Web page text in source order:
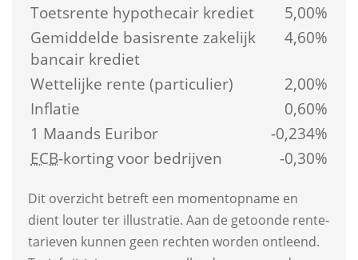
Toetsrente hypothecair krediet
5,00%
Gemiddelde basis­rente zakelijk
bancair krediet
4,60%
Wettelijke rente (particulier)
2,00%
Inflatie
0,60%
1 Maands Euribor
-0,234%
ECB-korting voor bedrijven -0,30%
Dit overzicht betreft een moment­opname en
dient louter ter illustratie. Aan de getoonde rente­
tarieven kunnen geen rechten worden ontleend.